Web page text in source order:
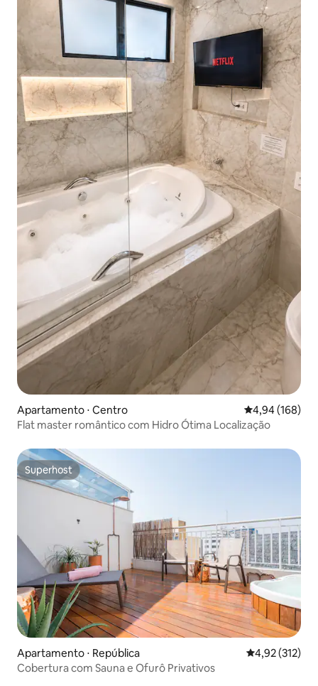
Apartamento ⋅ Centro 4,94 de uma
4,94 (168)
Flat master romântico com Hidro Ótima Localização
Superhost
Superhost
Apartamento ⋅ República 4,92 de uma
4,92 (312)
Cobertura com Sauna e Ofurô Privativos